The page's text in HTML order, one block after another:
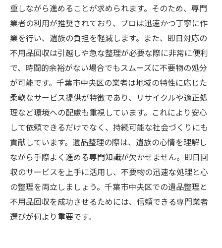
重しながら進めることが求められます。そのため、専門
業者の利用が推奨されており、プロは迅速かつ丁寧に作
業を行い、遺族の負担を軽減します。また、即日対応の
不用品回収は引越しや急な整理が必要な際に非常に便利
で、時間的余裕がない場合でもスムーズに不要物の処分
が可能です。千葉市中央区の業者は地域の特性に応じた
柔軟なサービス提供が特徴であり、リサイクルや適正処
理など環境への配慮も重視しています。これにより安心
して依頼できるだけでなく、持続可能な社会づくりにも
貢献しています。遺品整理の際は、遺族の心情を理解し
ながら手際よく進める専門知識が欠かせません。即日回
収のサービスを上手に活用し、不要物の迅速な処理と心
の整理を両立しましょう。千葉市中央区での遺品整理と
不用品回収を成功させるためには、信頼できる専門業者
選びが何より重要です。